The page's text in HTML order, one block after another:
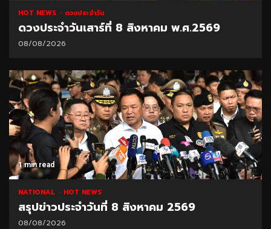
HOT NEWS ดวงประจำวัน
ดวงประจำวันเสาร์ที่ 8 สิงหาคม พ.ศ.2569
08/08/2026
1 min read
NATIONAL HOT NEWS
สรุปข่าวประจำวันที่ 8 สิงหาคม 2569
08/08/2026